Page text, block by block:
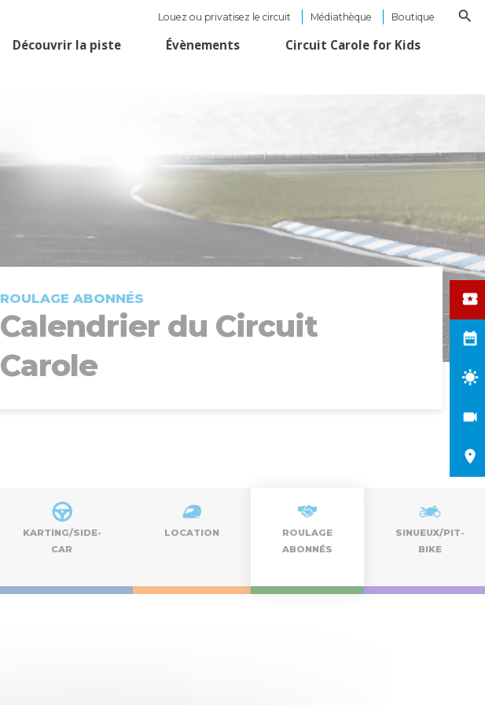
Louez ou privatisez le circuit Médiathèque Boutique
Découvrir la piste Évènements Circuit Carole for Kids
ROULAGE ABONNÉS
Calendrier du Circuit
Carole
KARTING/SIDE-
CAR
LOCATION
ROULAGE
ABONNÉS
SINUEUX/PIT-
BIKE